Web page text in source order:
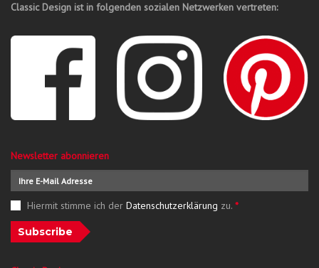
Classic Design ist in folgenden sozialen Netzwerken vertreten:
Newsletter abonnieren
Hiermit stimme ich der Datenschutzerklärung zu. *
Subscribe